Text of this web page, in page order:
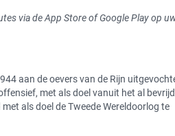
via de App Store of Google Play op
aan de oevers van de Rijn
met als doel vanuit het al
als doel de Tweede Wereldoorlog te